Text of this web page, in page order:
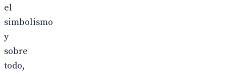
el
simbolismo
y
sobre
todo,